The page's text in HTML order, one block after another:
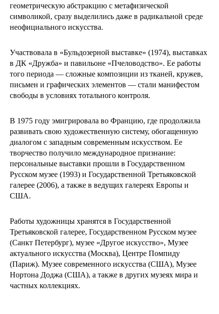
геометрическую абстракцию с метафизической
символикой, сразу выделились даже в радикальной среде
неофициального искусства.
Участвовала в «Бульдозерной выставке» (1974), выставках
в ДК «Дружба» и павильоне «Пчеловодство». Ее работы
того периода — сложные композиции из тканей, кружев,
письмен и графических элементов — стали манифестом
свободы в условиях тотального контроля.
В 1975 году эмигрировала во Францию, где продолжила
развивать свою художественную систему, обогащенную
диалогом с западным современным искусством. Ее
творчество получило международное признание:
персональные выставки прошли в Государственном
Русском музее (1993) и Государственной Третьяковской
галерее (2006), а также в ведущих галереях Европы и
США.
Работы художницы хранятся в Государственной
Третьяковской галерее, Государственном Русском музее
(Санкт Петербург), музее «Другое искусство», Музее
актуального искусства (Москва), Центре Помпиду
(Париж). Музее современного искусства (США), Музее
Нортона Доджа (США), а также в других музеях мира и
частных коллекциях.